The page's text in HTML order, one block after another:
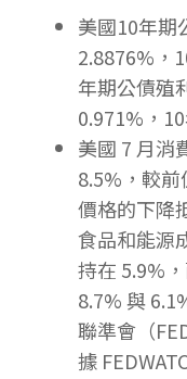
美國10年期
2.8876%，
年期公債殖
0.971%，
美國 7 月消
8.5%，較
價格的下降
食品和能源
持在 5.9%
8.7% 與
聯準會（
據